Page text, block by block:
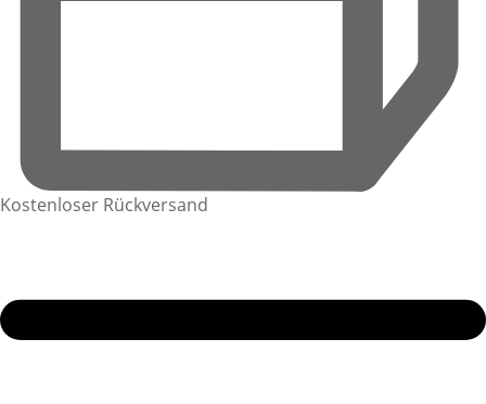
Kostenloser Rückversand